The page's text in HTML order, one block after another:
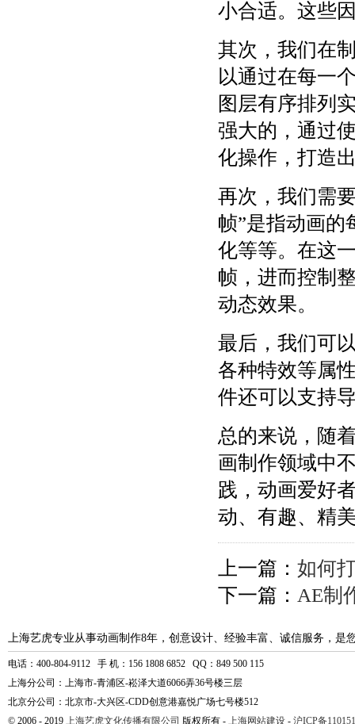
小合适。这些
其次，我们在
以通过在每一
图层有序排列
强大的，通过
化操作，打造
再次，我们需
帧”是指动画的
化等等。在这
帧，进而控制
动态效果。
最后，我们可
各种特效等属
件还可以支持
总的来说，随
画制作领域中
践，动画爱好
动、有趣、精
上一篇： 如何
下一篇： AE制
上海艺虎专业从事动画制作8年，创意设计、经验丰富、诚信服务，是
电话：400-804-9112 手 机：156 1808 6852 QQ：849 500 115
上海分公司：上海市-青浦区-崧泽大道6066弄36号楼三层
北京分公司：北京市-大兴区-CDD创意港嘉悦广场七号楼512
© 2006 - 2019 上海艺虎文化传播有限公司 版权所有 - 上海网站建设 - 沪ICP备